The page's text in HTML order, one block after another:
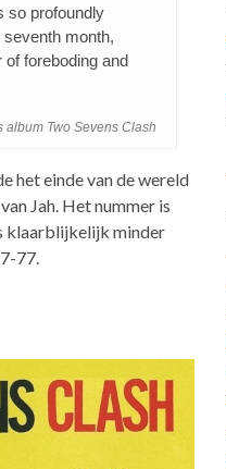
so profoundly
month,
foreboding and
album Two Sevens Clash
het einde van de wereld
Jah. Het nummer is
klaarblijkelijk minder
77.